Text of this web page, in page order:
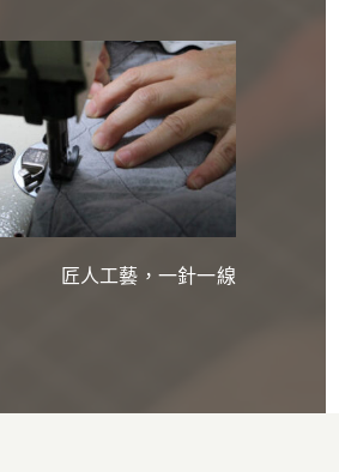
匠人工藝，一針一線